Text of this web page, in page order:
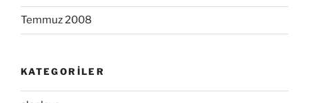
Temmuz 2008
KATEGORILER